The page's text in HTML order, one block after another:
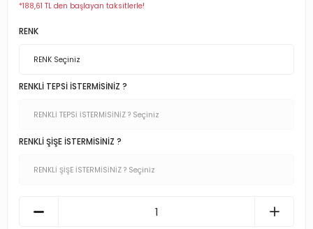
*188,61 TL den başlayan taksitlerle!
RENK
RENKLİ TEPSİ İSTERMİSİNİZ ?
RENKLİ ŞİŞE İSTERMİSİNİZ ?